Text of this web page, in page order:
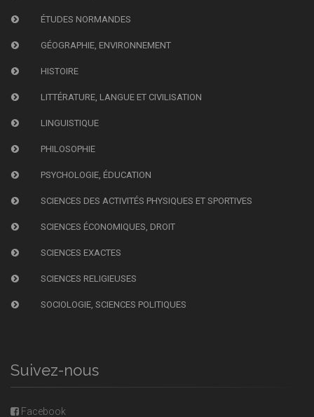
ÉTUDES NORMANDES
GÉOGRAPHIE, ENVIRONNEMENT
HISTOIRE
LITTÉRATURE, LANGUE ET CIVILISATION
LINGUISTIQUE
PHILOSOPHIE
PSYCHOLOGIE, ÉDUCATION
SCIENCES DES ACTIVITÉS PHYSIQUES ET SPORTIVES
SCIENCES ÉCONOMIQUES, DROIT
SCIENCES EXACTES
SCIENCES RELIGIEUSES
SOCIOLOGIE, SCIENCES POLITIQUES
Suivez-nous
Facebook